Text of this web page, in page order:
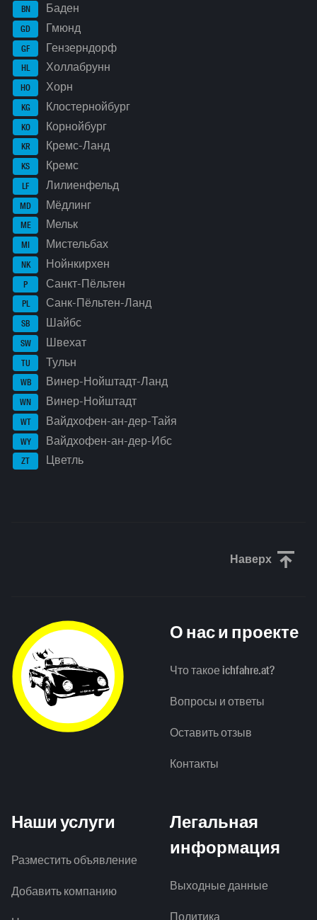
BN Баден
GD Гмюнд
GF Гензерндорф
HL Холлабрунн
HO Хорн
KG Клостернойбург
KO Корнойбург
KR Кремс-Ланд
KS Кремс
LF Лилиенфельд
MD Мёдлинг
ME Мельк
MI Мистельбах
NK Нойнкирхен
P Санкт-Пёльтен
PL Санк-Пёльтен-Ланд
SB Шайбс
SW Швехат
TU Тульн
WB Винер-Нойштадт-Ланд
WN Винер-Нойштадт
WT Вайдхофен-ан-дер-Тайя
WY Вайдхофен-ан-дер-Ибс
ZT Цветль
Наверх
О нас и проекте
Что такое ichfahre.at?
Вопросы и ответы
Оставить отзыв
Контакты
Наши услуги
Разместить объявление
Добавить компанию
Легальная
информация
Выходные данные
Политика